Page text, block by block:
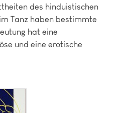
des hinduistischen
Tanz haben bestimmte
hat eine
und eine erotische